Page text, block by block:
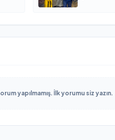
yapılmamış. İlk yorumu siz yazın.